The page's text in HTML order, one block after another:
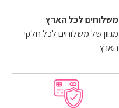
משלוחים לכל הארץ
מגוון של משלוחים לכל חלקי
הארץ